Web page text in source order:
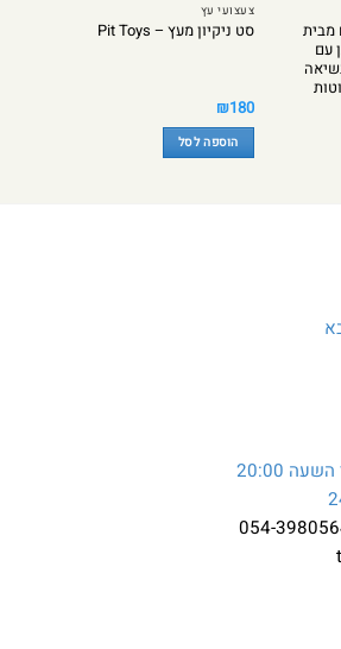
מבית
עם
צעצועי עץ
סט ניקיון מעץ – Pit Toys
₪180
הוספה לסל
20:00
054-